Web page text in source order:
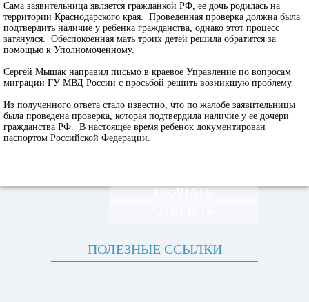
Сама заявительница является гражданкой РФ, ее дочь родилась на
территории Краснодарского края. Проведенная проверка должна была
подтвердить наличие у ребенка гражданства, однако этот процесс
затянулся. Обеспокоенная мать троих детей решила обратится за
помощью к Уполномоченному.
Сергей Мышак направил письмо в краевое Управление по вопросам
миграции ГУ МВД России с просьбой решить возникшую проблему.
Из полученного ответа стало известно, что по жалобе заявительницы
была проведена проверка, которая подтвердила наличие у ее дочери
гражданства РФ. В настоящее время ребенок документирован
паспортом Российской Федерации.
СКАЧАТЬ
ПОЛЕЗНЫЕ ССЫЛКИ